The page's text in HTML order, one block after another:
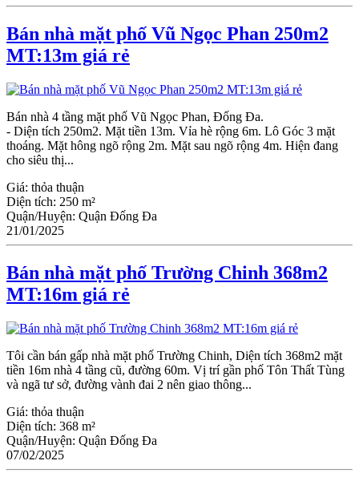
Bán nhà mặt phố Vũ Ngọc Phan 250m2
MT:13m giá rẻ
Bán nhà 4 tầng mặt phố Vũ Ngọc Phan, Đống Đa.
- Diện tích 250m2. Mặt tiền 13m. Vỉa hè rộng 6m. Lô Góc 3 mặt
thoáng. Mặt hông ngõ rộng 2m. Mặt sau ngõ rộng 4m. Hiện đang
cho siêu thị...
Giá: thỏa thuận
Diện tích: 250 m²
Quận/Huyện: Quận Đống Đa
21/01/2025
Bán nhà mặt phố Trường Chinh 368m2
MT:16m giá rẻ
Tôi cần bán gấp nhà mặt phố Trường Chinh, Diện tích 368m2 mặt
tiền 16m nhà 4 tầng cũ, đường 60m. Vị trí gần phố Tôn Thất Tùng
và ngã tư sở, đường vành đai 2 nên giao thông...
Giá: thỏa thuận
Diện tích: 368 m²
Quận/Huyện: Quận Đống Đa
07/02/2025